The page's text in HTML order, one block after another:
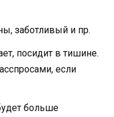
заботливый и пр.
посидит в тишине.
если
больше